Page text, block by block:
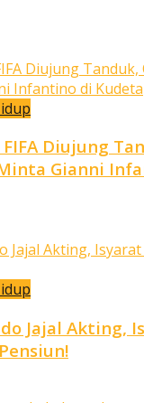
Diujung
Gianni
Jajal Akting,